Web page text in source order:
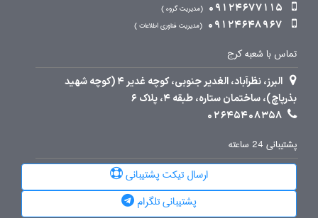
09124677115
مدیریت گروه
09124648967 مدیریت فناوری اطلاعات
تماس با شعبه کرج
البرز، نظرآباد، الغدیر جنوبی، کوچه غدیر 4 (کوچه شهید
بذرپاچ)، ساختمان ستاره، طبقه 4، پلاک 6
02645408358
پشتیبانی 24 ساعته
ارسال تیکت پشتیبانی
پشتیبانی تلگرام